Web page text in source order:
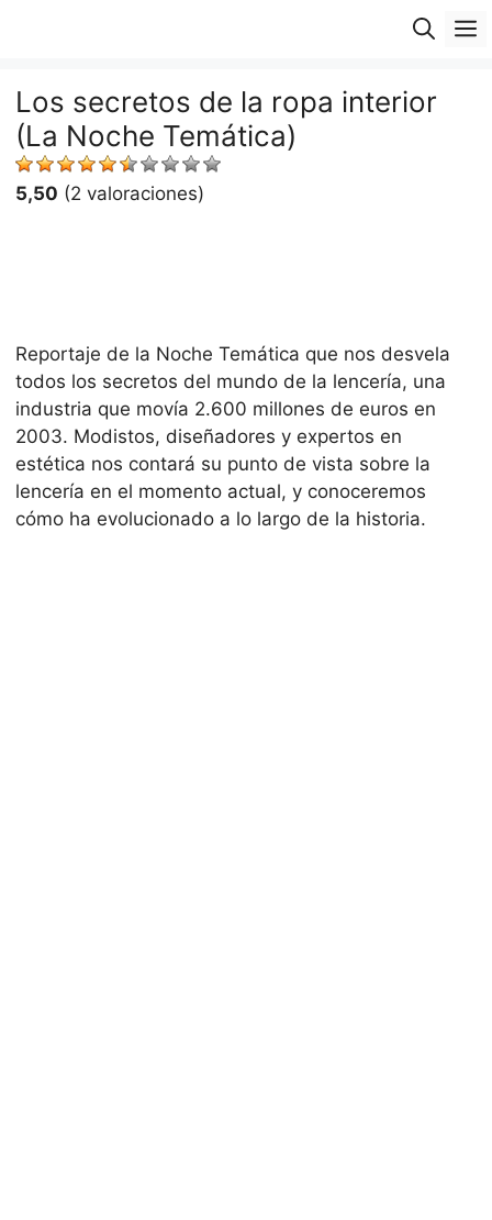
Los secretos de la ropa interior
(La Noche Temática)
5,50 (2 valoraciones)
Reportaje de la Noche Temática que nos desvela
todos los secretos del mundo de la lencería, una
industria que movía 2.600 millones de euros en
2003. Modistos, diseñadores y expertos en
estética nos contará su punto de vista sobre la
lencería en el momento actual, y conoceremos
cómo ha evolucionado a lo largo de la historia.